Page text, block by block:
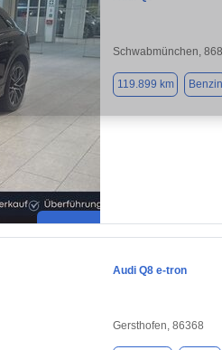
Schwabmünchen,
119.899 km Benzin
Audi Q8 e-tron
Gersthofen, 86368